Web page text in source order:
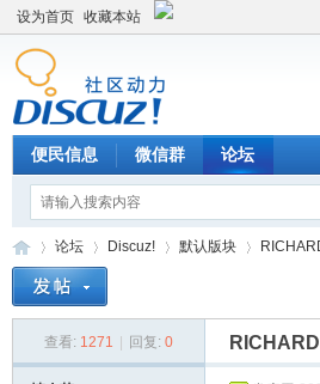
设为首页 收藏本站
便民信息 微信群 论坛
论坛
›
Discuz!
›
默认版块
›
查看: 1271 回复: 0